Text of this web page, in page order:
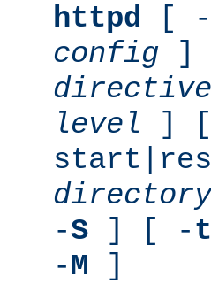
httpd [ -
config ]
directive
level ]
directory
-S ] [ -t
-M ]